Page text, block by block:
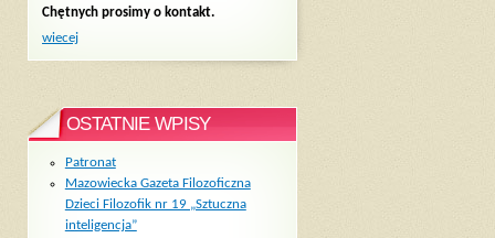
Chętnych prosimy o kontakt.
wiecej
OSTATNIE WPISY
Patronat
Mazowiecka Gazeta Filozoficzna
Dzieci Filozofik nr 19 „Sztuczna
inteligencja”